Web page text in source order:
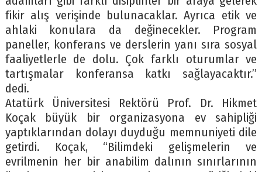
fikir alış verişinde bulunacaklar. Ayrıca etik ve
ahlaki konulara da değinecekler. Program
paneller, konferans ve derslerin yanı sıra sosyal
faaliyetlerle de dolu. Çok farklı oturumlar ve
tartışmalar konferansa katkı sağlayacaktır.”
dedi.
Atatürk Üniversitesi Rektörü Prof. Dr. Hikmet
Koçak büyük bir organizasyona ev sahipliği
yaptıklarından dolayı duyduğu memnuniyeti dile
getirdi. Koçak, “Bilimdeki gelişmelerin ve
evrilmenin her bir anabilim dalının sınırlarının